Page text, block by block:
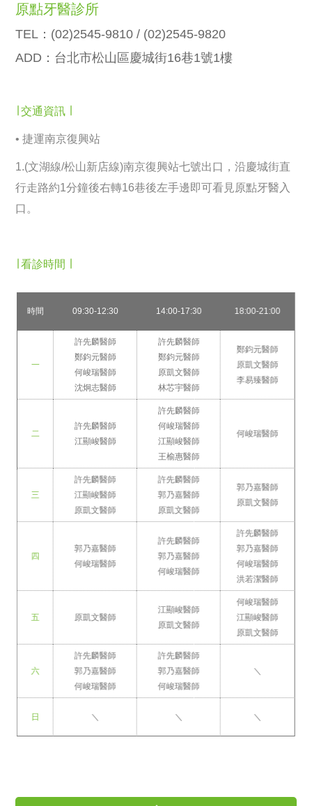
原點牙醫診所
TEL：(02)2545-9810 / (02)2545-9820
ADD：台北市松山區慶城街16巷1號1樓
∣ 交通資訊 ∣
• 捷運南京復興站
1.(文湖線/松山新店線)南京復興站七號出口，沿慶城街直
行走路約1分鐘後右轉16巷後左手邊即可看見原點牙醫入
口。
∣ 看診時間 ∣
時間 09:30-12:30 14:00-17:30 18:00-21:00
一
許先麟醫師
鄭鈞元醫師
何峻瑞醫師
沈炯志醫師
許先麟醫師
鄭鈞元醫師
原凱文醫師
林芯宇醫師
鄭鈞元醫師
原凱文醫師
李易臻醫師
二
許先麟醫師
江顯峻醫師
許先麟醫師
何峻瑞醫師
江顯峻醫師
王榆惠醫師
何峻瑞醫師
三
許先麟醫師
江顯峻醫師
原凱文醫師
許先麟醫師
郭乃嘉醫師
原凱文醫師
郭乃嘉醫師
原凱文醫師
四
郭乃嘉醫師
何峻瑞醫師
許先麟醫師
郭乃嘉醫師
何峻瑞醫師
許先麟醫師
郭乃嘉醫師
何峻瑞醫師
洪若潔醫師
五 原凱文醫師
江顯峻醫師
原凱文醫師
何峻瑞醫師
江顯峻醫師
原凱文醫師
六
許先麟醫師
郭乃嘉醫師
何峻瑞醫師
許先麟醫師
郭乃嘉醫師
何峻瑞醫師
＼
日 ＼ ＼ ＼